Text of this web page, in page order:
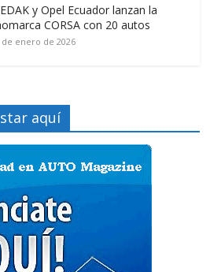
y Opel Ecuador lanzan la
CORSA con 20 autos
de enero de 2026
aquí